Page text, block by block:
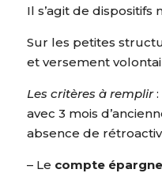
Il s’agit de dispositifs
Sur les petites
et versement
Les critères à remplir:
avec 3 mois
absence de
– Le compte